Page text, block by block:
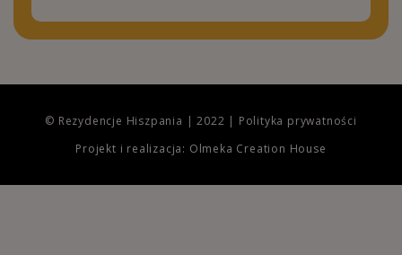
© Rezydencje Hiszpania | 2022 | Polityka prywatności
Projekt i realizacja: Olmeka Creation House